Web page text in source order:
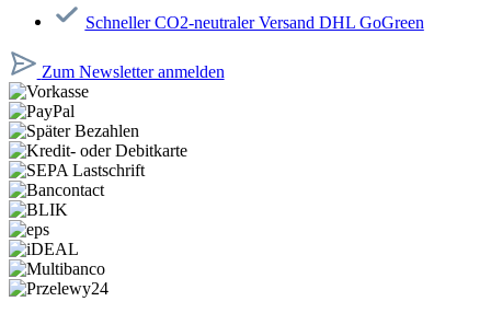
Schneller CO2-neutraler Versand DHL GoGreen
Zum Newsletter anmelden